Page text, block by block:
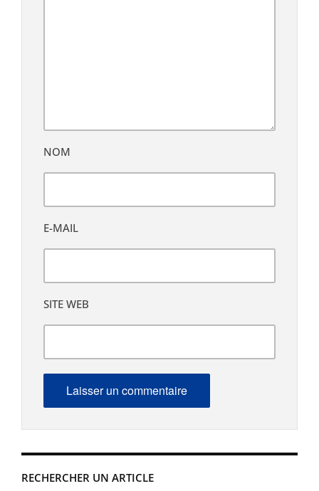
RECHERCHER UN ARTICLE
NOM
E-MAIL
SITE WEB